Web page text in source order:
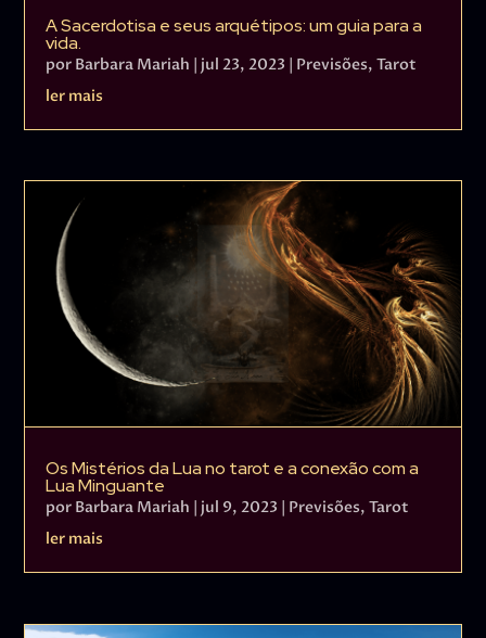
A Sacerdotisa e seus arquétipos: um guia para a
vida.
por Barbara Mariah | jul 23, 2023 | Previsões,Tarot
ler mais
Os Mistérios da Lua no tarot e a conexão com a
Lua Minguante
por Barbara Mariah jul 9, 2023 Previsões,Tarot
ler mais